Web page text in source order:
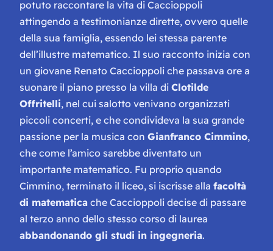
potuto raccontare la vita di Caccioppoli
attingendo a testimonianze dirette, ovvero quelle
della sua famiglia, essendo lei stessa parente
dell’illustre matematico. Il suo racconto inizia con
un giovane Renato Caccioppoli che passava ore a
suonare il piano presso la villa di Clotilde
Offritelli, nel cui salotto venivano organizzati
piccoli concerti, e che condivideva la sua grande
passione per la musica con Gianfranco Cimmino,
che come l’amico sarebbe diventato un
importante matematico. Fu proprio quando
Cimmino, terminato il liceo, si iscrisse alla facoltà
di matematica che Caccioppoli decise di passare
al terzo anno dello stesso corso di laurea
abbandonando gli studi in ingegneria.